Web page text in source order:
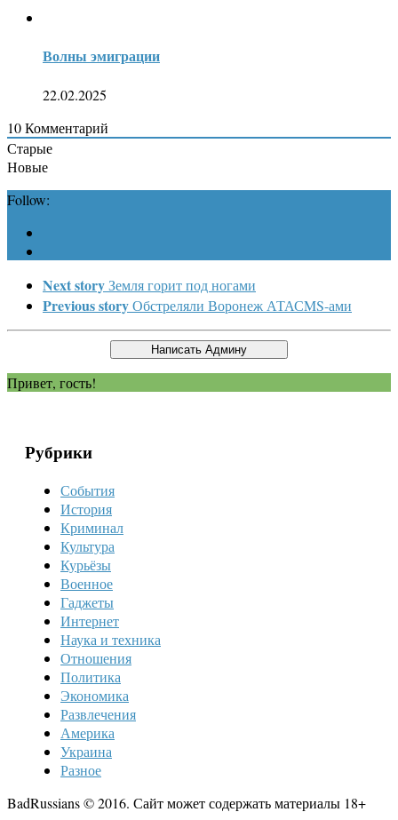
Волны эмиграции
22.02.2025
10Комментарий
Старые
Новые
Follow:
Next storyЗемля горит под ногами
Previous storyОбстреляли Воронеж АТАСMS-ами
Привет, гость!
Рубрики
События
История
Криминал
Культура
Курьёзы
Военное
Гаджеты
Интернет
Наука и техника
Отношения
Политика
Экономика
Развлечения
Америка
Украина
Разное
BadRussians © 2016. Сайт может содержать материалы 18+